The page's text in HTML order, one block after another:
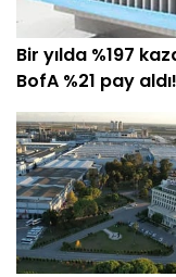
Bir yılda %197
BofA %21 pay aldı!